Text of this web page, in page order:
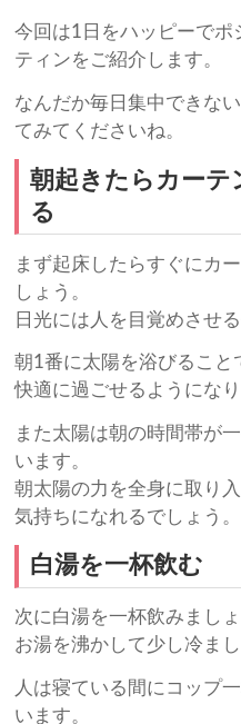
今回は1日をハッピーでポ
ティンをご紹介します。
なんだか毎日集中できな
てみてくださいね。
朝起きたらカーテ
る
まず起床したらすぐにカ
しょう。
日光には人を目覚めさせ
朝1番に太陽を浴びること
快適に過ごせるようになり
また太陽は朝の時間帯が
います。
朝太陽の力を全身に取り
気持ちになれるでしょう。
白湯を一杯飲む
次に白湯を一杯飲みましょ
お湯を沸かして少し冷ま
人は寝ている間にコップ
います。